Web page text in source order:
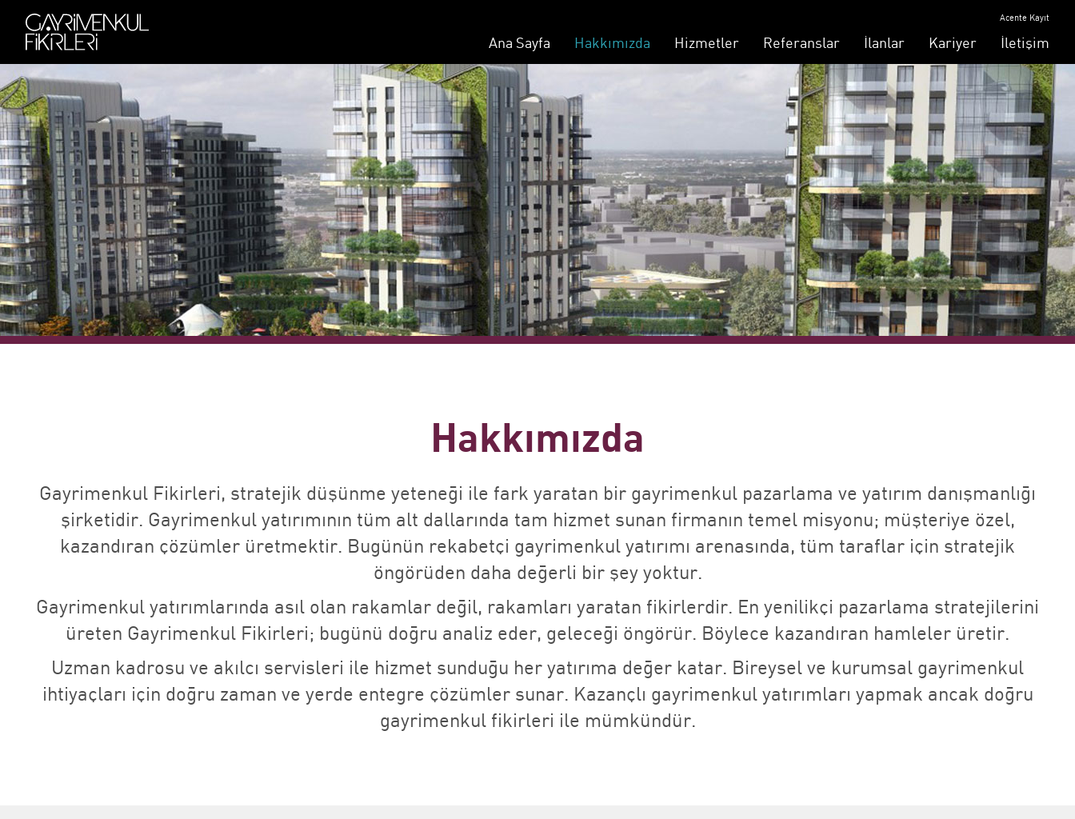
Acente Kayıt
Ana Sayfa Hakkımızda Hizmetler Referanslar İlanlar Kariyer İletişim
Hakkımızda
Gayrimenkul Fikirleri, stratejik düşünme yeteneği ile fark yaratan bir gayrimenkul pazarlama ve yatırım danışmanlığı
şirketidir. Gayrimenkul yatırımının tüm alt dallarında tam hizmet sunan firmanın temel misyonu; müşteriye özel,
kazandıran çözümler üretmektir. Bugünün rekabetçi gayrimenkul yatırımı arenasında, tüm taraflar için stratejik
öngörüden daha değerli bir şey yoktur.
Gayrimenkul yatırımlarında asıl olan rakamlar değil, rakamları yaratan fikirlerdir. En yenilikçi pazarlama stratejilerini
üreten Gayrimenkul Fikirleri; bugünü doğru analiz eder, geleceği öngörür. Böylece kazandıran hamleler üretir.
Uzman kadrosu ve akılcı servisleri ile hizmet sunduğu her yatırıma değer katar. Bireysel ve kurumsal gayrimenkul
ihtiyaçları için doğru zaman ve yerde entegre çözümler sunar. Kazançlı gayrimenkul yatırımları yapmak ancak doğru
gayrimenkul fikirleri ile mümkündür.